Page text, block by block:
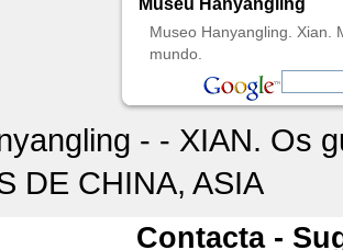
Museu Hanyangling
Museo Hanyangling. Xian.
mundo.
- - XIAN. Os
DE CHINA, ASIA
Contacta -